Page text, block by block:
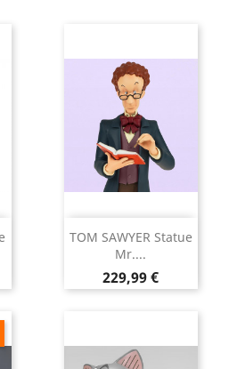
TOM SAWYER Statue
Mr....
Prix
229,99 €